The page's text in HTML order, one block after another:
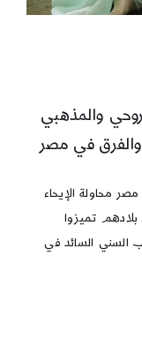
والمذهبي
في مصر
محاولة الإيحاء
تميزوا
السني السائد في